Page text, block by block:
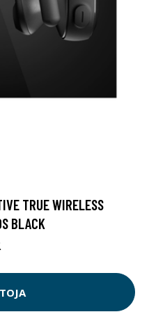
TRUE WIRELESS
BLACK